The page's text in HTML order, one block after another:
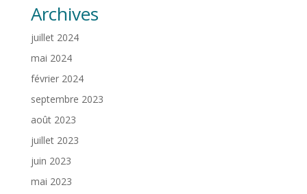
Archives
juillet 2024
mai 2024
février 2024
septembre 2023
août 2023
juillet 2023
juin 2023
mai 2023